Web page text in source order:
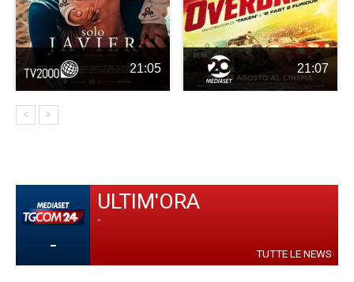
21:05 21:07
-
ULTIM'ORA
-
TUTTE LE NEWS